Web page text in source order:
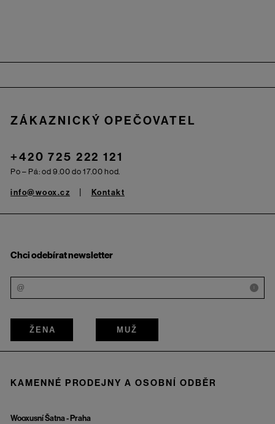
ZÁKAZNICKÝ OPEČOVATEL
+420 725 222 121
Po – Pá: od 9.00 do 17.00 hod.
info@woox.cz Kontakt
Chci odebírat newsletter
i
ŽENA MUŽ
KAMENNÉ PRODEJNY A OSOBNÍ ODBĚR
Wooxusní Šatna - Praha